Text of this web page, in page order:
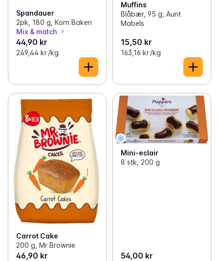
Spandauer
2pk, 180 g, Korn Bakeri
Mix & match
44,90 kr
249,44 kr /kg
Muffins
Blåbær, 95 g, Aunt
Mabels
15,50 kr
163,16 kr /kg
Carrot Cake
200 g, Mr Brownie
46,90 kr
Mini-eclair
8 stk, 200 g
54,00 kr